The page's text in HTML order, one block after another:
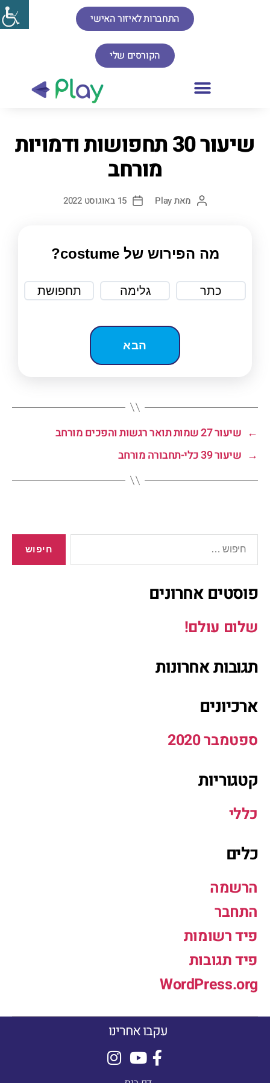
התחברות לאיזור האישי
הקורסים שלי
שיעור 30 תחפושות ודמויות
מורחב
מאתPlay 15 באוגוסט 2022
מה הפירוש של costume?
כתר גלימה תחפושת
← שיעור 27 שמות תואר רגשות והפכים מורחב
→ שיעור 39 כלי-תחבורה מורחב
פוסטים אחרונים
שלום עולם!
תגובות אחרונות
ארכיונים
ספטמבר 2020
קטגוריות
כללי
כלים
הרשמה
התחבר
פיד רשומות
פיד תגובות
WordPress.org
עקבו אחרינו